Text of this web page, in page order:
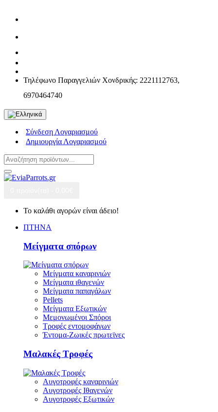
Τηλέφωνο Παραγγελιών Χονδρικής: 2221112763,
6970464740
Σύνδεση Λογαριασμού
Δημιουργία Λογαριασμού
Το καλάθι αγορών είναι άδειο!
ΠΤΗΝΑ
Μείγματα σπόρων
Μείγματα καναρινιών
Μείγματα ιθαγενών
Μείγματα παπαγάλων
Pellets
Μείγματα Εξωτικών
Μεμονωμένοι Σπόροι
Τροφές εντομοφάγων
Έντομα-Ζωικές πρωτεϊνες
Μαλακές Τροφές
Αυγοτροφές καναρινιών
Αυγοτροφές Ιθαγενών
Αυγοτροφές Εξωτικών